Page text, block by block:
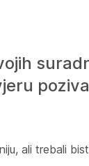
ali trebali